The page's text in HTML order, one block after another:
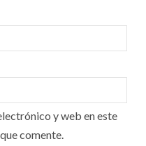
y web en este
comente.